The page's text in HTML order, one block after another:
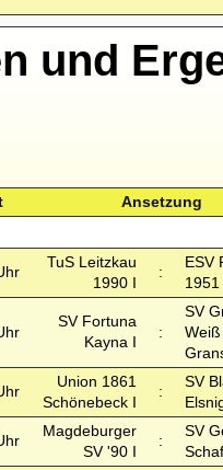
und
Ansetzung
TuS Leitzkau
1990 I
:
ESV
1951
SV Fortuna
Kayna I
:
SV
Weiß
Union 1861
Schönebeck I
:
SV
Magdeburger
SV '90 I
:
SV